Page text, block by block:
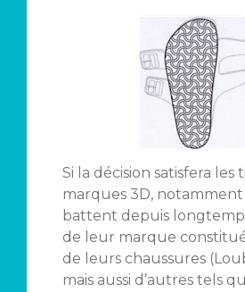
Si la décision satisfera les
marques 3D,
battent depuis
de leur marque
de leurs chaussures
mais aussi d’autres tels